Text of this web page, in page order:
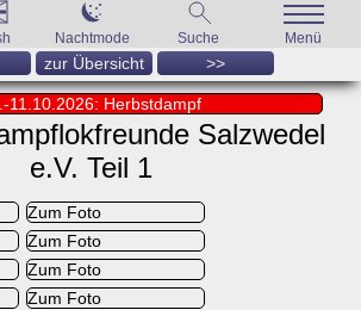
Nachtmode Suche Menü
zur Übersicht >>
11.10.2026: Herbstdampf
Salzwedel
e.V. Teil 1
Zum Foto
Zum Foto
Zum Foto
Zum Foto